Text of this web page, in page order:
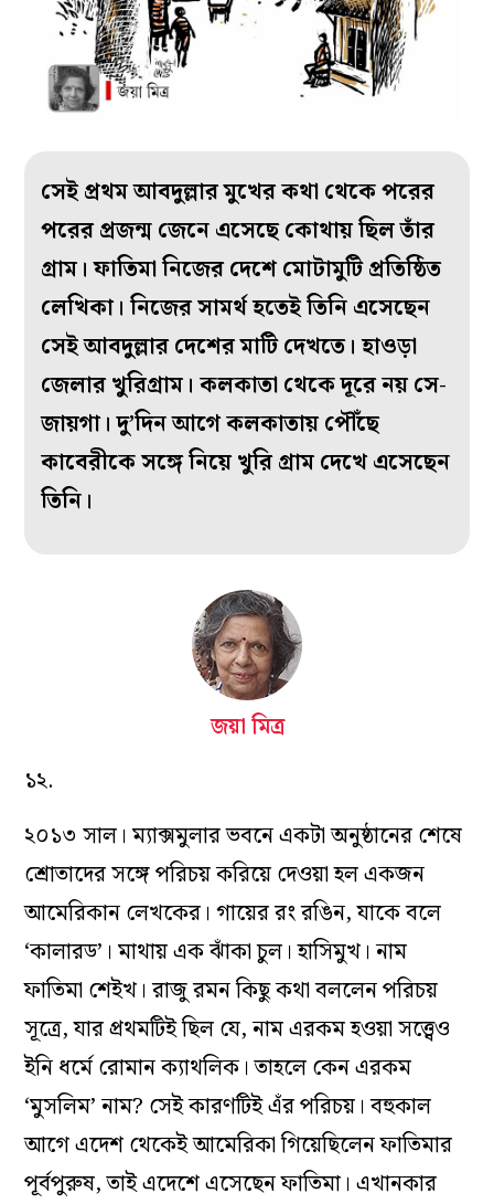
সেই প্রথম আবদুল্লার মুখের কথা থেকে পরের
পরের প্রজন্ম জেনে এসেছে কোথায় ছিল তাঁর
গ্রাম। ফাতিমা নিজের দেশে মোটামুটি প্রতিষ্ঠিত
লেখিকা। নিজের সামর্থ হতেই তিনি এসেছেন
সেই আবদুল্লার দেশের মাটি দেখতে। হাওড়া
জেলার খুরিগ্রাম। কলকাতা থেকে দূরে নয় সে-
জায়গা। দু’দিন আগে কলকাতায় পৌঁছে
কাবেরীকে সঙ্গে নিয়ে খুরি গ্রাম দেখে এসেছেন
তিনি।
জয়া মিত্র
১২.
২০১৩ সাল। ম্যাক্সমুলার ভবনে একটা অনুষ্ঠানের শেষে
শ্রোতাদের সঙ্গে পরিচয় করিয়ে দেওয়া হল একজন
আমেরিকান লেখকের। গায়ের রং রঙিন, যাকে বলে
‘কালারড’। মাথায় এক ঝাঁকা চুল। হাসিমুখ। নাম
ফাতিমা শেইখ। রাজু রমন কিছু কথা বললেন পরিচয়
সূত্রে, যার প্রথমটিই ছিল যে, নাম এরকম হওয়া সত্ত্বেও
ইনি ধর্মে রোমান ক্যাথলিক। তাহলে কেন এরকম
‘মুসলিম’ নাম? সেই কারণটিই এঁর পরিচয়। বহুকাল
আগে এদেশ থেকেই আমেরিকা গিয়েছিলেন ফাতিমার
পূর্বপুরুষ, তাই এদেশে এসেছেন ফাতিমা। এখানকার